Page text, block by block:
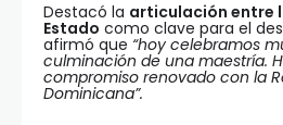
Destacó la articulación entre
Estado como clave para el
afirmó que “hoy celebramos
culminación de una maestría.
compromiso renovado con la
Dominicana”.